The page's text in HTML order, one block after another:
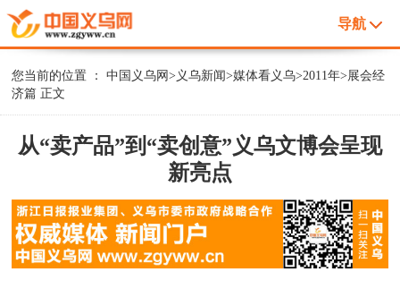
导航
您当前的位置 ：中国义乌网> 义乌新闻>媒体看义乌>2011年>展会经
济篇 正文
从“卖产品”到“卖创意”义乌文博会呈现
新亮点